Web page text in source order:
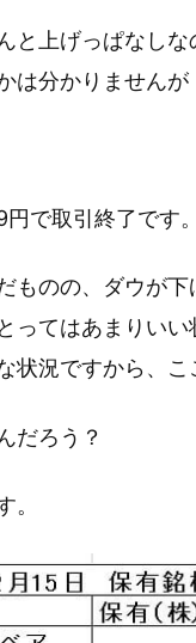
と上げっぱなし
は分かりませんが
で取引終了です。
ものの、ダウが
ってはあまりい
状況ですから、こ
だろう？
。